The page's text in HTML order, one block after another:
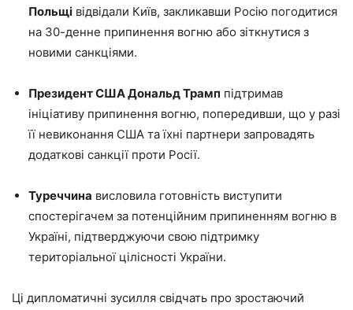
Польщі відвідали Київ, закликавши Росію погодитися
на 30-денне припинення вогню або зіткнутися з
новими санкціями.
Президент США Дональд Трамп підтримав
ініціативу припинення вогню, попередивши, що у разі
її невиконання США та їхні партнери запровадять
додаткові санкції проти Росії.
Туреччина висловила готовність виступити
спостерігачем за потенційним припиненням вогню в
Україні, підтверджуючи свою підтримку
територіальної цілісності України.
Ці дипломатичні зусилля свідчать про зростаючий